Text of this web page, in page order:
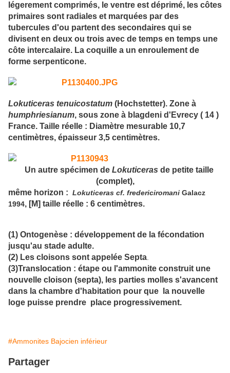
légerement comprimés, le ventre est déprimé, les côtes
primaires sont radiales et marquées par des
tubercules d'ou partent des secondaires qui se
divisent en deux ou trois avec de temps en temps une
côte intercalaire. La coquille a un enroulement de
forme serpenticone.
Lokuticeras tenuicostatum (Hochstetter). Zone à
humphriesianum, sous zone à blagdeni d'Evrecy ( 14 )
France. Taille réelle : Diamètre mesurable 10,7
centimètres, épaisseur 3,5 centimètres.
Un autre spécimen de Lokuticeras de petite taille
(complet),
même horizon : Lokuticeras cf. fredericiromani Galacz
1994, [M] taille réelle : 6 centimètres.
(1) Ontogenèse : développement de la fécondation
jusqu'au stade adulte.
(2) Les cloisons sont appelée Septa
(3)Translocation : étape ou l'ammonite construit une
nouvelle cloison (septa), les parties molles s'avancent
dans la chambre d'habitation pour que la nouvelle
loge puisse prendre place progressivement.
#Ammonites Bajocien inférieur
Partager